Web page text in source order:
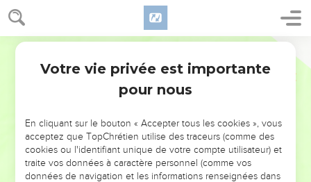
NE MANQUEZ PAS L’ÉVÉNEMENT
DE L’ANNÉE !
ET SI LEURS ERREURS POUVAIENT VOUS ÉVITER LES
VOTRES ?
Votre vie privée est importante
pour nous
En cliquant sur le bouton « Accepter tous les cookies », vous
acceptez que TopChrétien utilise des traceurs (comme des
cookies ou l'identifiant unique de votre compte utilisateur) et
traite vos données à caractère personnel (comme vos
données de navigation et les informations renseignées dans